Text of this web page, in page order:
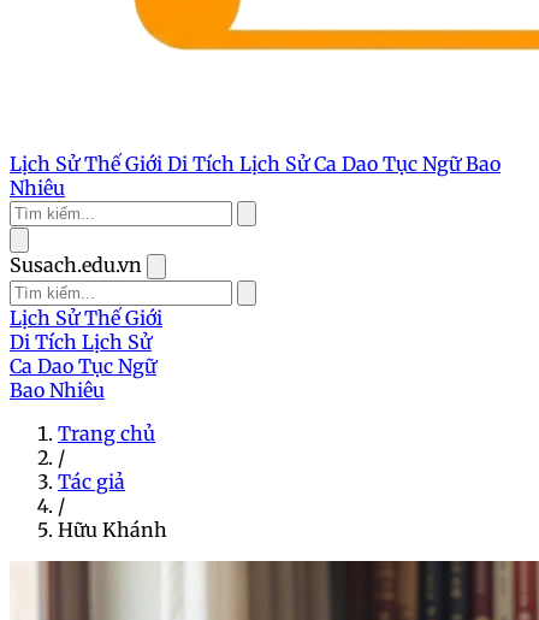
Lịch Sử Thế Giới Di Tích Lịch SửCa Dao Tục NgữBao
Nhiêu
Susach.edu.vn
Lịch Sử Thế Giới
Di Tích Lịch Sử
Ca Dao Tục Ngữ
Bao Nhiêu
Trang chủ
/
Tác giả
/
Hữu Khánh